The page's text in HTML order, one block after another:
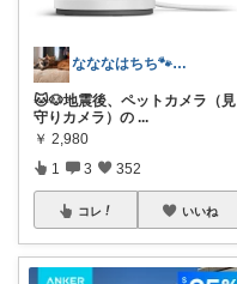
なななはちち🐾猫とおトクと美味しいもの
🐱🐶地震後、ペットカメラ（見
守りカメラ）の ...
￥ 2,980
1 3 352
コレ いいね